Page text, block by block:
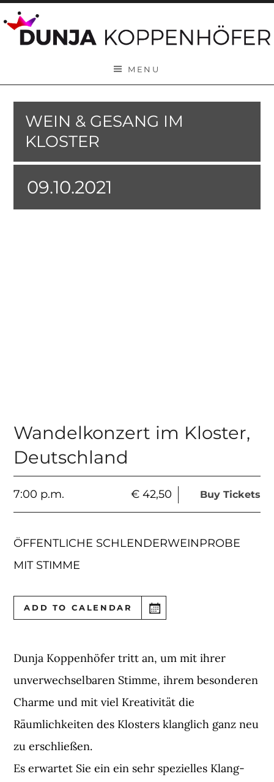
Skip to content
MENU
WEIN & GESANG IM
KLOSTER
09.10.2021
Wandelkonzert im Kloster,
Deutschland
7:00 p.m. € 42,50 Buy Tickets
ÖFFENTLICHE SCHLENDERWEINPROBE
MIT STIMME
ADD TO CALENDAR
Dunja Koppenhöfer tritt an, um mit ihrer
unverwechselbaren Stimme, ihrem besonderen
Charme und mit viel Kreativität die
Räumlichkeiten des Klosters klanglich ganz neu
zu erschließen.
Es erwartet Sie ein ein sehr spezielles Klang-